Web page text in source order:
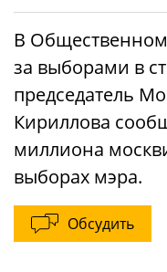
В
за выборами в
председатель
Кириллова
миллиона
выборах мэра.
Обсудить